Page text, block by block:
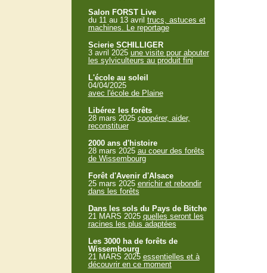
Salon FORST Live
du 11 au 13 avril trucs, astuces et
machines. Le reportage
Scierie SCHILLIGER
3 avril 2025 une visite pour abouter
les sylviculteurs au produit fini
L'école au soleil
04/04/2025
avec l'école de Plaine
Libérez les forêts
28 mars 2025 coopérer, aider,
reconstituer
2000 ans d'histoire
28 mars 2025 au coeur des forêts
de Wissembourg
Forêt d'Avenir d'Alsace
25 mars 2025 enrichir et rebondir
dans les forêts
Dans les sols du Pays de Bitche
21 MARS 2025 quelles seront les
racines les plus adaptées
Les 3000 ha de forêts de
Wissembourg
21 MARS 2025 essentielles et à
découvrir en ce moment